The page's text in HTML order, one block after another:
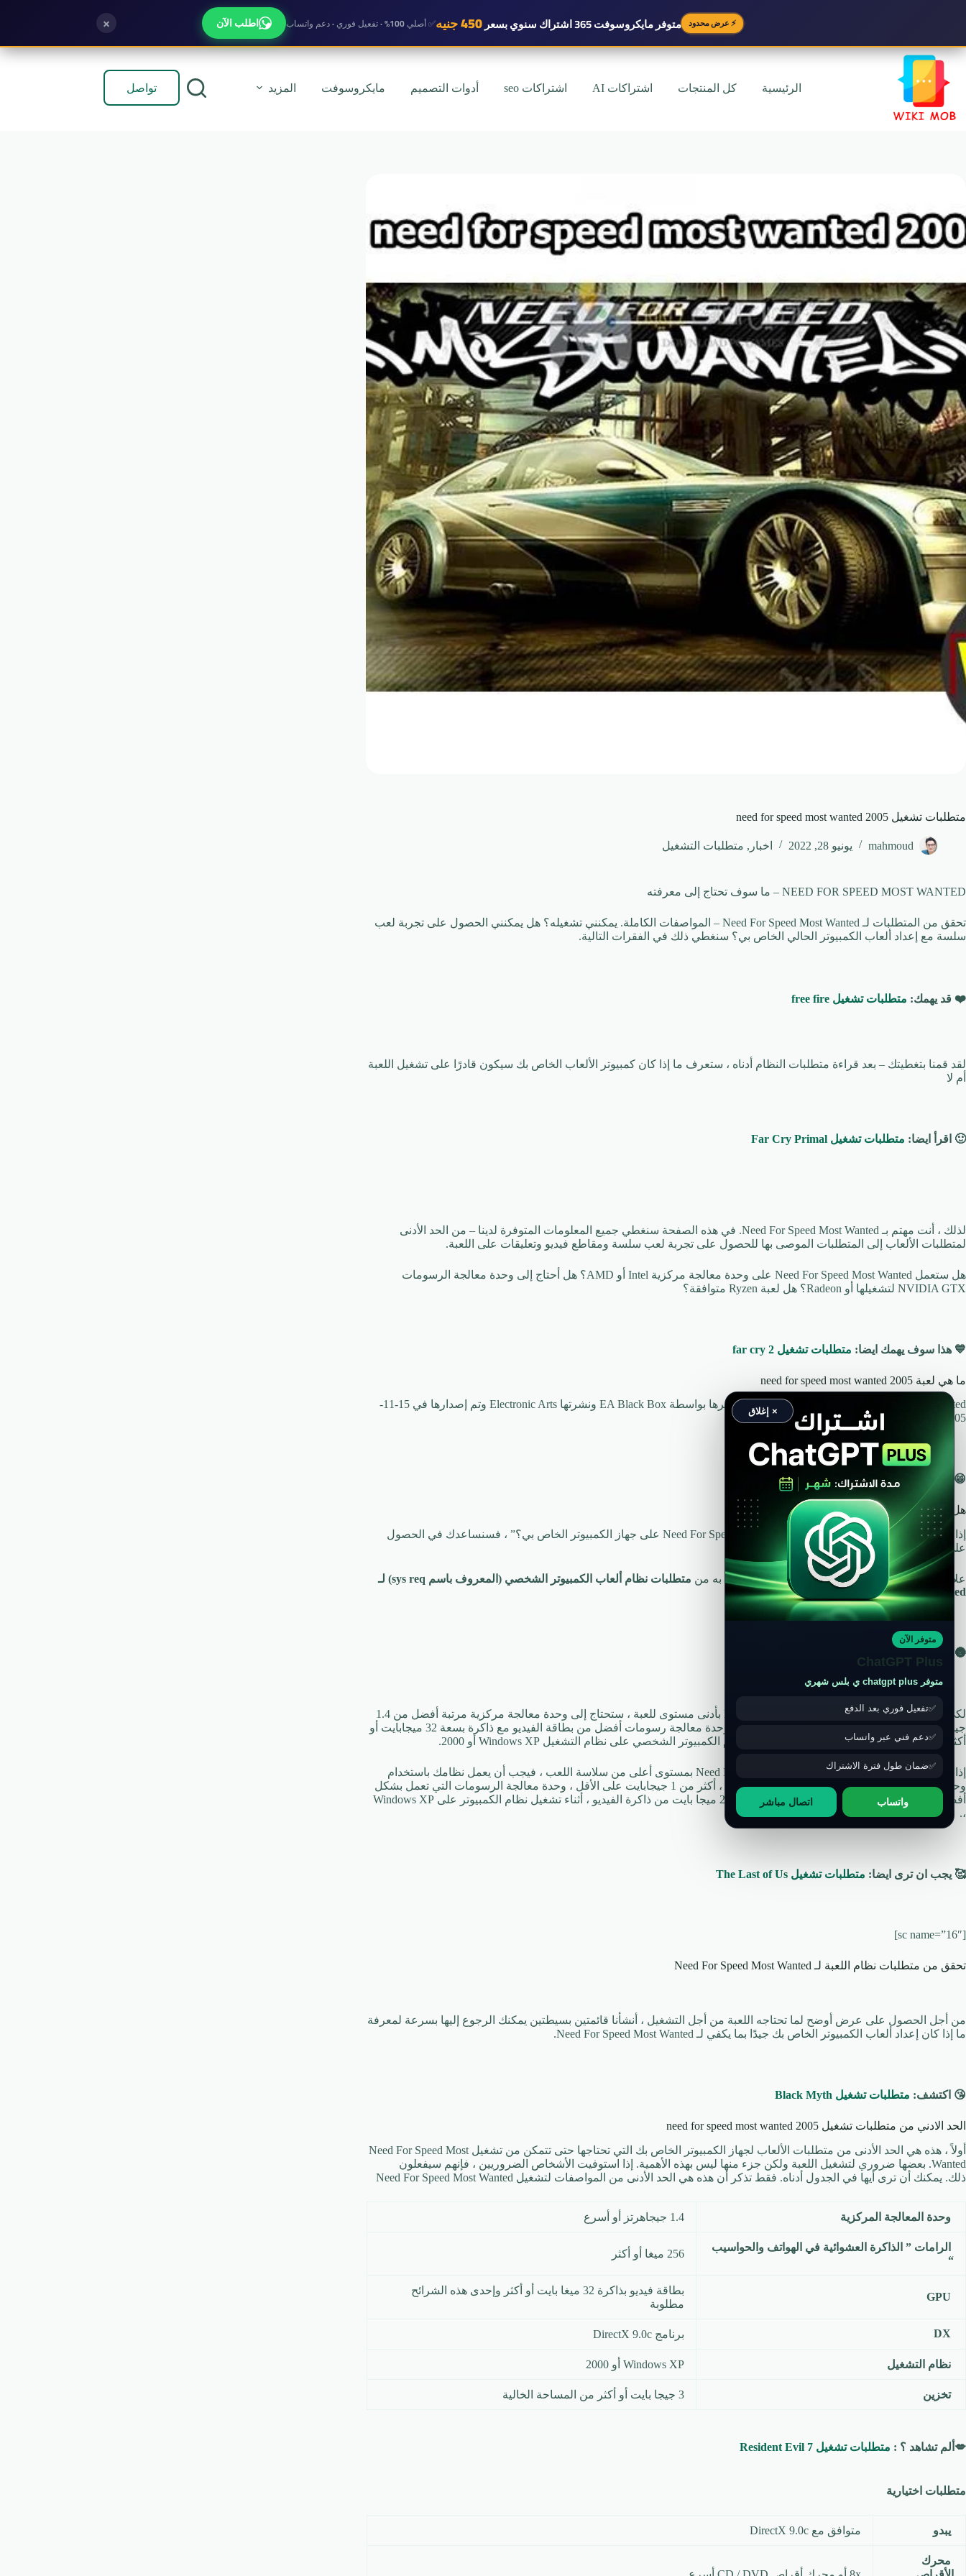
× ⚡ عرض محدود متوفرمايكروسوفت 365 اشتراك سنوي بسعر450 جنيه ✅ أصلي 100% · تفعيل فوري · دعم واتساب اطلب الآن
التجاوز
المحتوى
الرئيسية كل المنتجات اشتراكات AI اشتراكات seo أدوات التصميم مايكروسوفت المزيد تواصل
متطلبات تشغيل need for speed most wanted 2005
mahmoud يونيو 28, 2022 اخبار , متطلبات التشغيل
NEED FOR SPEED ​​MOST WANTED – ما سوف تحتاج إلى معرفته
تحقق من المتطلبات لـ Need For Speed ​​Most Wanted – المواصفات الكاملة. يمكنني تشغيله؟ هل يمكنني الحصول على تجربة لعب
سلسة مع إعداد ألعاب الكمبيوتر الحالي الخاص بي؟ سنغطي ذلك في الفقرات التالية.
❤️ قد يهمك: متطلبات تشغيل free fire
لقد قمنا بتغطيتك – بعد قراءة متطلبات النظام أدناه ، ستعرف ما إذا كان كمبيوتر الألعاب الخاص بك سيكون قادرًا على تشغيل اللعبة
أم لا
🙂 اقرأ ايضا: متطلبات تشغيل Far Cry Primal
لذلك ، أنت مهتم بـ Need For Speed ​​Most Wanted. في هذه الصفحة سنغطي جميع المعلومات المتوفرة لدينا – من الحد الأدنى
لمتطلبات الألعاب إلى المتطلبات الموصى بها للحصول على تجربة لعب سلسة ومقاطع فيديو وتعليقات على اللعبة.
هل ستعمل Need For Speed ​​Most Wanted على وحدة معالجة مركزية Intel أو AMD؟ هل أحتاج إلى وحدة معالجة الرسومات
NVIDIA GTX لتشغيلها أو Radeon؟ هل لعبة Ryzen متوافقة؟
💙 هذا سوف يهمك ايضا: متطلبات تشغيل far cry 2
ما هي لعبة need for speed most wanted 2005
Need For Speed ​​Most Wanted هي لعبة فيديو تم تطويرها بواسطة EA Black Box ونشرتها Electronic Arts وتم إصدارها في 15-11-
2005 وهي تندرج تحت فئات الأنواع التالية:
😁 اقرأ ايضا: متطلبات تشغيل Far Cry New Dawn
هل يمكنني تشغيل Need For Speed ​​Most Wanted؟
إذا كنت تتساءل “هل يمكنني تشغيل Need For Speed ​​Most Wanted على جهاز الكمبيوتر الخاص بي؟” ، فسنساعدك في الحصول
على الإجابة.
علاوة على ذلك ، سنشرح ما هو الحد الأدنى والموصى به من
متطلبات نظام ألعاب الكمبيوتر الشخصي (المعروف باسم sys req) لـ
Need For Speed ​​Most Wanted
🌚 هل شاهدت:
لكي تتمكن من تشغيل Need For Speed ​​Most Wanted بأدنى مستوى للعبة ، ستحتاج إلى وحدة معالجة مركزية مرتبة أفضل من 1.4
جيجاهرتز أو أسرع ، أكثر من 256 ميجابايت أو أكثر ، وحدة معالجة رسومات أفضل من بطاقة الفيديو مع ذاكرة بسعة 32 ميجابايت أو
أكثر ويلزم وجود إحدى هذه الشرائح ، بينما يعمل نظام الكمبيوتر الشخصي على نظام التشغيل Windows XP أو 2000.
إذا كنت تريد حقًا الاستمتاع بـ Need For Speed ​​Most Wanted بمستوى أعلى من سلاسة اللعب ، فيجب أن يعمل نظامك باستخدام
وحدة معالجة مركزية لا تقل عن 3 جيجاهرتز أو أسرع ، أكثر من 1 جيجابايت على الأقل ، وحدة معالجة الرسومات التي تعمل بشكل
أفضل من Atleast NVidia 5900 أو ATi 9800 بسعة 256 ميجا بايت من ذاكرة الفيديو ، أثناء تشغيل نظام الكمبيوتر على Windows XP
،.
🥰 يجب ان ترى ايضا: متطلبات تشغيل The Last of Us
[sc name=”16″]
تحقق من متطلبات نظام اللعبة لـ Need For Speed ​​Most Wanted
من أجل الحصول على عرض أوضح لما تحتاجه اللعبة من أجل التشغيل ، أنشأنا قائمتين بسيطتين يمكنك الرجوع إليها بسرعة لمعرفة
ما إذا كان إعداد ألعاب الكمبيوتر الخاص بك جيدًا بما يكفي لـ Need For Speed ​​Most Wanted.
😘 اكتشف: متطلبات تشغيل Black Myth
الحد الادني من متطلبات تشغيل need for speed most wanted 2005
أولاً ، هذه هي الحد الأدنى من متطلبات الألعاب لجهاز الكمبيوتر الخاص بك التي تحتاجها حتى تتمكن من تشغيل Need For Speed ​​Most
Wanted. بعضها ضروري لتشغيل اللعبة ولكن جزء منها ليس بهذه الأهمية. إذا استوفيت الأشخاص الضروريين ، فإنهم سيفعلون
ذلك. يمكنك أن ترى أيها في الجدول أدناه. فقط تذكر أن هذه هي الحد الأدنى من المواصفات لتشغيل Need For Speed ​​Most Wanted
وحدة المعالجة المركزية 1.4 جيجاهرتز أو أسرع
الرامات ” الذاكرة العشوائية في الهواتف والحواسيب
“
256 ميغا أو أكثر
GPU
بطاقة فيديو بذاكرة 32 ميغا بايت أو أكثر وإحدى هذه الشرائح
مطلوبة
DX برنامج DirectX 9.0c
نظام التشغيل Windows XP أو 2000
تخزين 3 جيجا بايت أو أكثر من المساحة الخالية
💋ألم تشاهد ؟ : متطلبات تشغيل Resident Evil 7
متطلبات اختيارية
يبدو متوافق مع DirectX 9.0c
محرك
× إغلاق
متوفر الآن
ChatGPT Plus
متوفر chatgpt plus ي بلس شهري
تفعيل فوري بعد الدفع
دعم فني عبر واتساب
ضمان طول فترة الاشتراك
واتساب اتصال مباشر